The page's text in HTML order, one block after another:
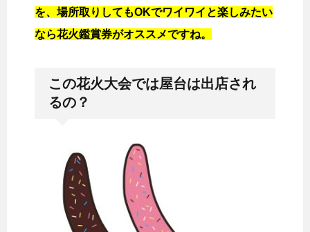
を、場所取りしてもOKでワイワイと楽しみたい
なら花火鑑賞券がオススメですね。
この花火大会では屋台は出店され
るの？